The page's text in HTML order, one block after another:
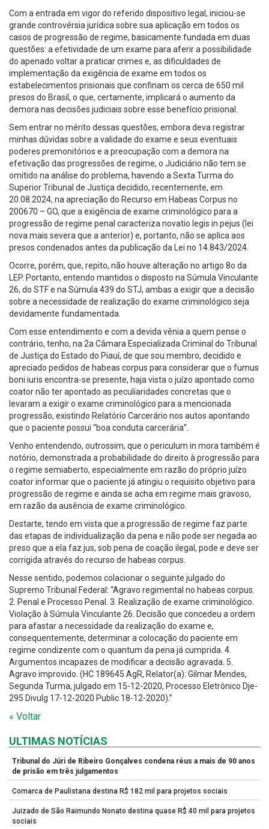
Com a entrada em vigor do referido dispositivo legal, iniciou-se
grande controvérsia jurídica sobre sua aplicação em todos os
casos de progressão de regime, basicamente fundada em duas
questões: a efetividade de um exame para aferir a possibilidade
do apenado voltar a praticar crimes e, as dificuldades de
implementação da exigência de exame em todos os
estabelecimentos prisionais que confinam os cerca de 650 mil
presos do Brasil, o que, certamente, implicará o aumento da
demora nas decisões judiciais sobre esse benefício prisional.
Sem entrar no mérito dessas questões, embora deva registrar
minhas dúvidas sobre a validade do exame e seus eventuais
poderes premonitórios e a preocupação com a demora na
efetivação das progressões de regime, o Judiciário não tem se
omitido na análise do problema, havendo a Sexta Turma do
Superior Tribunal de Justiça decidido, recentemente, em
20.08.2024, na apreciação do Recurso em Habeas Corpus no
200670 – GO, que a exigência de exame criminológico para a
progressão de regime penal caracteriza novatio legis in pejus (lei
nova mais severa que a anterior) e, portanto, não se aplica aos
presos condenados antes da publicação da Lei no 14.843/2024.
Ocorre, porém, que, repito, não houve alteração no artigo 8o da
LEP. Portanto, entendo mantidos o disposto na Súmula Vinculante
26, do STF e na Súmula 439 do STJ, ambas a exigir que a decisão
sobre a necessidade de realização do exame criminológico seja
devidamente fundamentada.
Com esse entendimento e com a devida vênia a quem pense o
contrário, tenho, na 2a Câmara Especializada Criminal do Tribunal
de Justiça do Estado do Piauí, de que sou membro, decidido e
apreciado pedidos de habeas corpus para considerar que o fumus
boni iuris encontra-se presente, haja vista o juízo apontado como
coator não ter apontado as peculiaridades concretas que o
levaram a exigir o exame criminológico para a mencionada
progressão, existindo Relatório Carcerário nos autos apontando
que o paciente possui “boa conduta carcerária”.
Venho entendendo, outrossim, que o periculum in mora também é
notório, demonstrada a probabilidade do direito à progressão para
o regime semiaberto, especialmente em razão do próprio juízo
coator informar que o paciente já atingiu o requisito objetivo para
progressão de regime e ainda se acha em regime mais gravoso,
em razão da ausência de exame criminológico.
Destarte, tendo em vista que a progressão de regime faz parte
das etapas de individualização da pena e não pode ser negada ao
preso que a ela faz jus, sob pena de coação ilegal, pode e deve ser
corrigida através do recurso de habeas corpus.
Nesse sentido, podemos colacionar o seguinte julgado do
Supremo Tribunal Federal: “Agravo regimental no habeas corpus.
2. Penal e Processo Penal. 3. Realização de exame criminológico.
Violação à Súmula Vinculante 26. Decisão que concedeu a ordem
para afastar a necessidade da realização do exame e,
consequentemente, determinar a colocação do paciente em
regime condizente com o quantum da pena já cumprida. 4.
Argumentos incapazes de modificar a decisão agravada. 5.
Agravo improvido. (HC 189645 AgR, Relator(a): Gilmar Mendes,
Segunda Turma, julgado em 15-12-2020, Processo Eletrônico Dje-
295 Divulg 17-12-2020 Public 18-12-2020).”
« Voltar
ULTIMAS NOTÍCIAS
Tribunal do Júri de Ribeiro Gonçalves condena réus a mais de 90 anos
de prisão em três julgamentos
Comarca de Paulistana destina R$ 182 mil para projetos sociais
Juizado de São Raimundo Nonato destina quase R$ 40 mil para projetos
sociais